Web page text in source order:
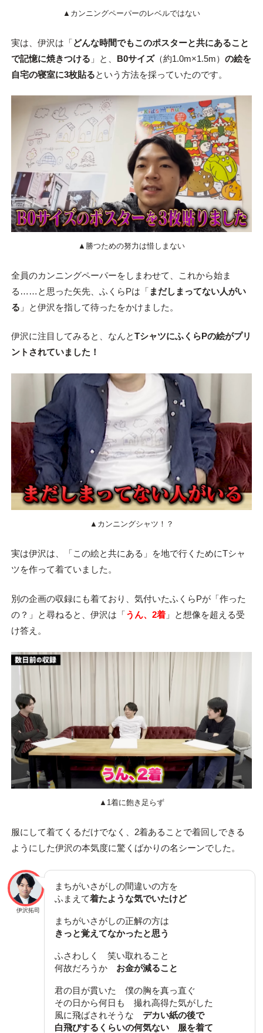
▲カンニングペーパーのレベルではない
実は、伊沢は「どんな時間でもこのポスターと共にあること
で記憶に焼きつける 」と、 B0サイズ（約1.0m×1.5m） の絵を
自宅の寝室に3枚貼るという方法を採っていたのです。
▲勝つための努力は惜しまない
全員のカンニングペーパーをしまわせて、これから始ま
る……と思った矢先、ふくらPは「 まだしまってない人がい
る 」と伊沢を指して待ったをかけました。
伊沢に注目してみると、なんとTシャツにふくらPの絵がプリ
ントされていました！
▲カンニングシャツ！？
実は伊沢は、「この絵と共にある」を地で行くためにTシャ
ツを作って着ていました。
別の企画の収録にも着ており、気付いたふくらPが「作った
の？」と尋ねると、伊沢は「うん、2着」と想像を超える受
け答え。
▲1着に飽き足らず
服にして着てくるだけでなく、2着あることで着回しできる
ようにした伊沢の本気度に驚くばかりの名シーンでした。
伊沢拓司
まちがいさがしの間違いの方を
ふまえて着たような気でいたけど
まちがいさがしの正解の方は
きっと覚えてなかったと思う
ふさわしく 笑い取れること
何故だろうか お金が減ること
君の目が貫いた 僕の胸を真っ直ぐ
その日から何日も 撮れ高得た気がした
風に飛ばされそうなデカい紙の後で
白飛びするくらいの何気ない 服を着て